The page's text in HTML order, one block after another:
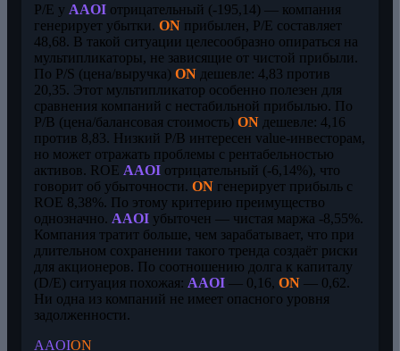
P/E у AAOI отрицательный (-195,14) — компания
генерирует убытки. ON прибылен, P/E составляет
48,68. В такой ситуации целесообразно опираться на
мультипликаторы, не зависящие от чистой прибыли.
По P/S (цена/выручка) ON дешевле: 4,83 против
20,35. Этот мультипликатор особенно полезен для
сравнения компаний с нестабильной прибылью. По
P/B (цена/балансовая стоимость) ON дешевле: 4,16
против 8,83. Низкий P/B интересен value-инвесторам,
но может отражать проблемы с рентабельностью
активов. ROE AAOI отрицательный (-6,14%), что
говорит об убыточности. ON генерирует прибыль с
ROE 8,38%. По этому критерию преимущество
однозначно. AAOI убыточен — чистая маржа -8,55%.
Компания тратит больше, чем зарабатывает, что при
длительном сохранении такого тренда создаёт риски
для акционеров. По соотношению долга к капиталу
(D/E) ситуация похожая: AAOI — 0,16, ON — 0,62.
Ни одна из компаний не имеет опасного уровня
задолженности.
AAOION